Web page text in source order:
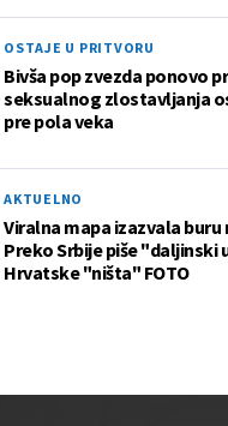
OSTAJE U PRITVORU
Bivša pop zvezda ponovo
seksualnog zlostavljanja
pre pola veka
AKTUELNO
Viralna mapa izazvala buru
Preko Srbije piše "daljinski
Hrvatske "ništa" FOTO